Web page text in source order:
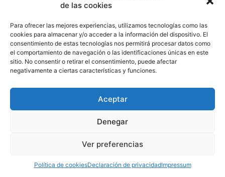
de las cookies
Para ofrecer las mejores experiencias, utilizamos tecnologías como las
cookies para almacenar y/o acceder a la información del dispositivo. El
consentimiento de estas tecnologías nos permitirá procesar datos como
el comportamiento de navegación o las identificaciones únicas en este
sitio. No consentir o retirar el consentimiento, puede afectar
negativamente a ciertas características y funciones.
Aceptar
Denegar
Ver preferencias
Política de cookiesDeclaración de privacidadImpressum
Política de Cookies
Aviso Legal
910 607 564
derechos reservados